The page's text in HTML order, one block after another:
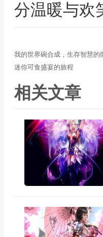
分温暖与欢
我的世界碗合成，生存智慧的
迷你可食盛宴的旅程
相关文章